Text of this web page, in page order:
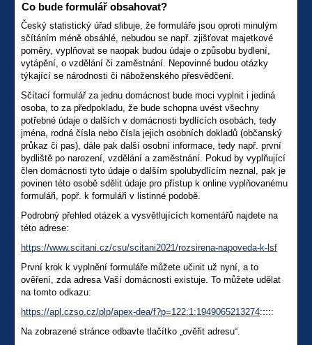
Co bude formulář obsahovat?
Český statistický úřad slibuje, že formuláře jsou oproti minulým
sčítáním méně obsáhlé, nebudou se např. zjišťovat majetkové
poměry, vyplňovat se naopak budou údaje o způsobu bydlení,
vytápění, o vzdělání či zaměstnání. Nepovinné budou otázky
týkající se národnosti či náboženského přesvědčení.
Sčítací formulář za jednu domácnost bude moci vyplnit i jediná
osoba, to za předpokladu, že bude schopna uvést všechny
potřebné údaje o dalších v domácnosti bydlících osobách, tedy
jména, rodná čísla nebo čísla jejich osobních dokladů (občanský
průkaz či pas), dále pak další osobní informace, tedy např. první
bydliště po narození, vzdělání a zaměstnání. Pokud by vyplňující
člen domácnosti tyto údaje o dalším spolubydlícím neznal, pak je
povinen této osobě sdělit údaje pro přístup k online vyplňovanému
formuláři, popř. k formuláři v listinné podobě.
Podrobný přehled otázek a vysvětlujících komentářů najdete na
této adrese:
https://www.scitani.cz/csu/scitani2021/rozsirena-napoveda-k-lsf
První krok k vyplnění formuláře můžete učinit už nyní, a to
ověření, zda adresa Vaší domácnosti existuje. To můžete udělat
na tomto odkazu:
https://apl.czso.cz/plp/apex-dea/f?p=122:1:1949065213274:::::
Na zobrazené stránce odbavte tlačítko „ověřit adresu“.